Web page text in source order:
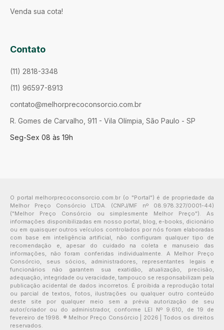
Venda sua cota!
Contato
(11) 2818-3348
(11) 96597-8913
contato@melhorprecoconsorcio.com.br
R. Gomes de Carvalho, 911 - Vila Olímpia, São Paulo - SP
Seg-Sex 08 às 19h
O portal melhorprecoconsorcio.com.br (o "Portal") é de propriedade da
Melhor Preço Consórcio LTDA. (CNPJ/MF nº 08.978.327/0001-44)
("Melhor Preço Consórcio ou simplesmente Melhor Preço"). As
informações disponibilizadas em nosso portal, blog, e-books, dicionário
ou em quaisquer outros veículos controlados por nós foram elaboradas
com base em inteligência artificial, não configuram qualquer tipo de
recomendação e, apesar do cuidado na coleta e manuseio das
informações, não foram conferidas individualmente. A Melhor Preço
Consórcio, seus sócios, administradores, representantes legais e
funcionários não garantem sua exatidão, atualização, precisão,
adequação, integridade ou veracidade, tampouco se responsabilizam pela
publicação acidental de dados incorretos. É proibida a reprodução total
ou parcial de textos, fotos, ilustrações ou qualquer outro conteúdo
deste site por qualquer meio sem a prévia autorização de seu
autor/criador ou do administrador, conforme LEI Nº 9.610, de 19 de
fevereiro de 1998. ® Melhor Preço Consórcio | 2026 | Todos os direitos
reservados.